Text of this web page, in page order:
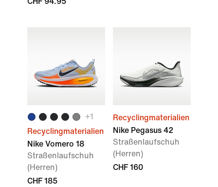
+1
Recyclingmaterialien
Nike Vomero 18
Straßenlaufschuh
(Herren)
CHF 185
Recyclingmaterialien
Nike Pegasus 42
Straßenlaufschuh
(Herren)
CHF 160